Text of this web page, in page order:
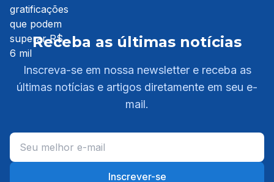
Receba as últimas notícias
Inscreva-se em nossa newsletter e receba as
últimas notícias e artigos diretamente em seu e-
mail.
Inscrever-se